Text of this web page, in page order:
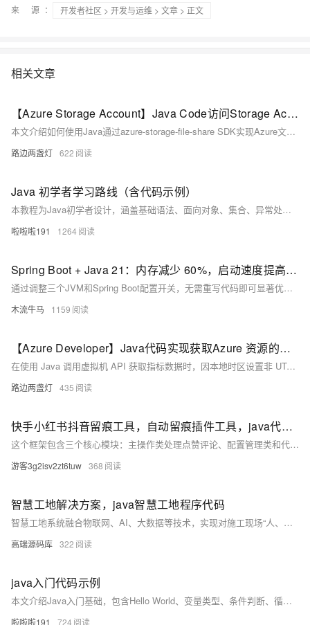
来 源：
开发者社区 > 开发与运维 > 文章 > 正文
相关文章
【Azure Storage Account】Java Code访问Storage Account File Share的上传和下载代码示例
本文介绍如何使用Java通过azure-storage-file-share SDK实现Azure文件共享的上传下载。包含依赖引入、客户端创建及完整示例代码，助你快速集成Azure File Share功能。
路边两盏灯 622
Java 初学者学习路线（含代码示例）
本教程为Java初学者设计，涵盖基础语法、面向对象、集合、异常处理、文件操作、多线程、JDBC、Servlet及MyBatis等内容，每阶段配核心代码示例，强调动手实践，助你循序渐进掌握Java编程。
啦啦啦191 1264
Spring Boot + Java 21：内存减少 60%，启动速度提高 30% — 零代码
通过调整三个JVM和Spring Boot配置开关，无需重写代码即可显著优化Java应用性能：内存减少60%，启动速度提升30%。适用于所有在JVM上运行API的生产团队，低成本实现高效能。
木流牛马 1159
【Azure Developer】Java代码实现获取Azure 资源的指标数据却报错 "invalid time interval input"
在使用 Java 调用虚拟机 API 获取指标数据时，因本地时区设置非 UTC，导致时间格式解析错误。解决方法是在代码中手动指定时区为 UTC，使用 `ZoneOffset.ofHours(0)` 并结合 `withOffsetSameInstant` 方法进行时区转换，从而避免因时区差异引发的时间格式问题。
路边两盏灯 435
快手小红书抖音留痕工具，自动留痕插件工具，java代码开源
这个框架包含三个核心模块：主操作类处理点赞评论、配置管理类和代理管理类。使用时需要配合
游客3g2isv2zt6tuw 368
智慧工地解决方案，java智慧工地程序代码
智慧工地系统融合物联网、AI、大数据等技术，实现对施工现场“人、机、料、法、环”的全面智能监控与管理，提升安全、效率与决策水平。
高端源码库 322
java入门代码示例
本文介绍Java入门基础，包含Hello World、变量类型、条件判断、循环及方法定义等核心语法示例，帮助初学者快速掌握Java编程基本结构与逻辑。
啦啦啦191 724